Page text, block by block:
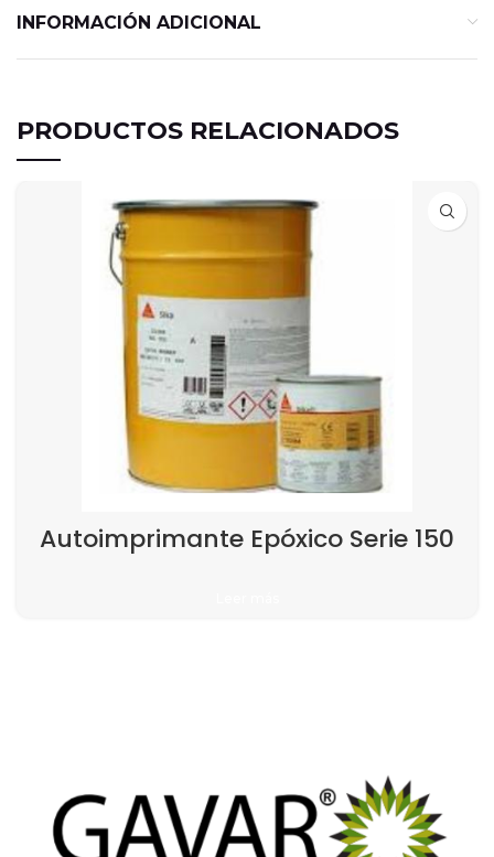
INFORMACIÓN ADICIONAL
PRODUCTOS RELACIONADOS
Autoimprimante Epóxico Serie 150